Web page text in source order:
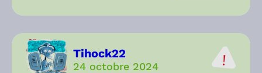
Tihock22
24 octobre 2024